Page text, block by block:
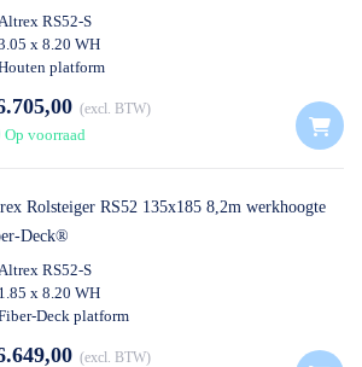
RS52-S
x 8.20 WH
platform
excl. BTW
Op voorraad
Rolsteiger RS52 135x185 8,2m werkhoogte
Deck®
RS52-S
1.85 x 8.20 WH
Deck platform
excl. BTW